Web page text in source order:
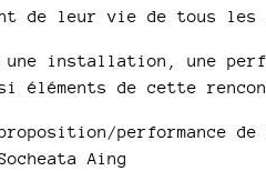
de leur vie de tous les
une installation, une
éléments de cette
performance
Aing